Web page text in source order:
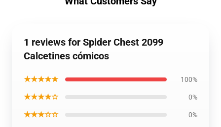
1 reviews for Spider Chest 2099
Calcetines cómicos
★★★★★ 100%
★★★★☆ 0%
★★★☆☆ 0%